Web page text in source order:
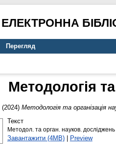
ЕЛЕКТРОННА
Перегляд
Методологія
(2024) Методологія та організація
Текст
Методол. та орган. науков. досліджень
Завантажити (4MB)| Preview